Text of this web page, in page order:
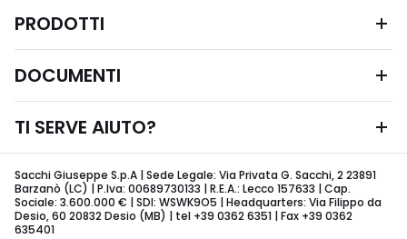
PRODOTTI
DOCUMENTI
TI SERVE AIUTO?
Sacchi Giuseppe S.p.A | Sede Legale: Via Privata G. Sacchi, 2 23891
Barzanò (LC) | P.Iva: 00689730133 | R.E.A.: Lecco 157633 | Cap.
Sociale: 3.600.000 € | SDI: WSWK9O5 | Headquarters: Via Filippo da
Desio, 60 20832 Desio (MB) | tel +39 0362 6351 | Fax +39 0362
635401